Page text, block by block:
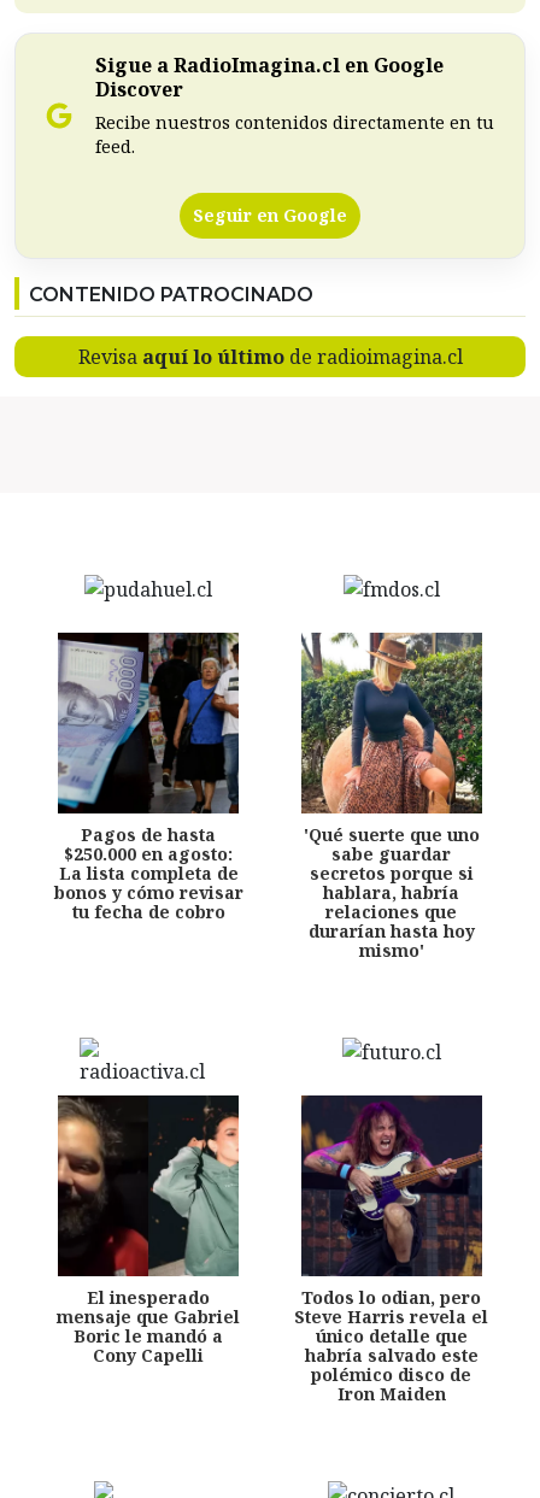
Sigue a RadioImagina.cl en Google
Discover
Recibe nuestros contenidos directamente en tu
feed.
Seguir en Google
CONTENIDO PATROCINADO
Revisa aquí lo últimode radioimagina.cl
Pagos de hasta
$250.000 en agosto:
La lista completa de
bonos y cómo revisar
tu fecha de cobro
'Qué suerte que uno
sabe guardar
secretos porque si
hablara, habría
relaciones que
durarían hasta hoy
mismo'
El inesperado
mensaje que Gabriel
Boric le mandó a
Cony Capelli
Todos lo odian, pero
Steve Harris revela el
único detalle que
habría salvado este
polémico disco de
Iron Maiden